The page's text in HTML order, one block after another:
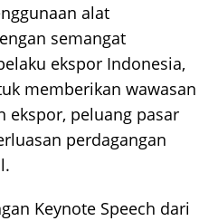
alat
semangat
ekspor Indonesia,
memberikan wawasan
ekspor, peluang pasar
perdagangan
Keynote Speech dari